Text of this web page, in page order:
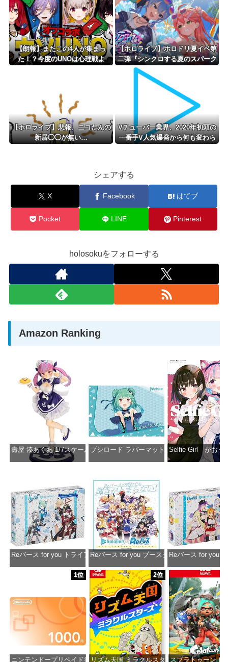
【朗報】またこの4人が集まっ
た！？今度のUNOは心理戦よ
【ホロライブ】ホロドリ夏イベ第
二弾『シンクロする夏のスパーク
ル』明日から開催！！ガチャ追加
は水着みこめっと
【ホロライブ】悲報、ニコたんの
新居◯◯が無い…
Vチューバー業界、2020年初頭の
一番手V人気爆発から何も変わら
シェアする
X Facebook はてブ
Pocket LINE Pinterest
holosokuをフォローする
Amazon Ranking
壽屋 湊あくあ 1/7スケール PVC製 塗装済み完成品フィギュア PP942
ブシロード ラバーマットコレクション
Selfie Girl がおう
Reバース for you トライアルデッキ ホロライブプロダクション ver.ホロ
価格：¥1,650
Reバース for you ブースターパック ホロライ
価格：¥2,980
Reバース for you
価格：
1位
ニンテンドープリペイド番号 1000円|オンラインコード版
2位
リズム天国 ミラクルスターズ -Switch
スプラトゥーン レ